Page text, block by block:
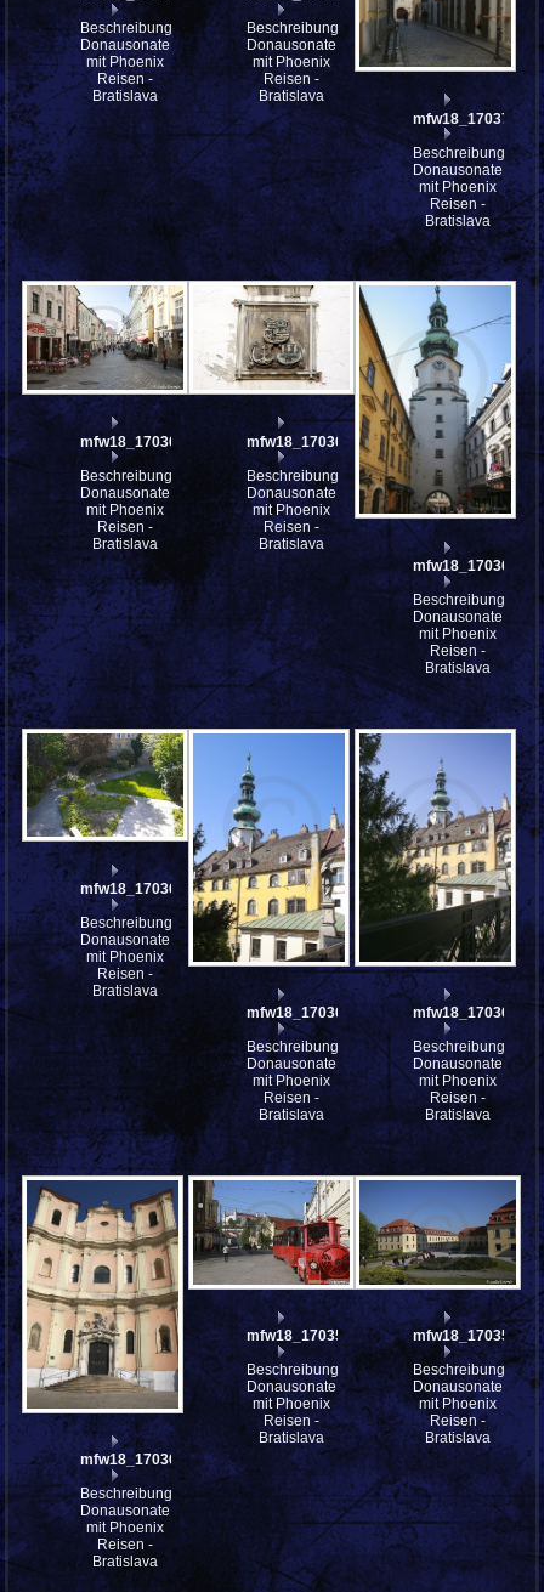
Beschreibung:
Donausonate
mit Phoenix
Reisen -
Bratislava
Beschreibung:
Donausonate
mit Phoenix
Reisen -
Bratislava
mfw18_170370
Beschreibung:
Donausonate
mit Phoenix
Reisen -
Bratislava
mfw18_170369
Beschreibung:
Donausonate
mit Phoenix
Reisen -
Bratislava
mfw18_170368
Beschreibung:
Donausonate
mit Phoenix
Reisen -
Bratislava
mfw18_170366
Beschreibung:
Donausonate
mit Phoenix
Reisen -
Bratislava
mfw18_170364
Beschreibung:
Donausonate
mit Phoenix
Reisen -
Bratislava
mfw18_170363
Beschreibung:
Donausonate
mit Phoenix
Reisen -
Bratislava
mfw18_170362
Beschreibung:
Donausonate
mit Phoenix
Reisen -
Bratislava
mfw18_170361
Beschreibung:
Donausonate
mit Phoenix
Reisen -
Bratislava
mfw18_170358
Beschreibung:
Donausonate
mit Phoenix
Reisen -
Bratislava
mfw18_170357
Beschreibung:
Donausonate
mit Phoenix
Reisen -
Bratislava